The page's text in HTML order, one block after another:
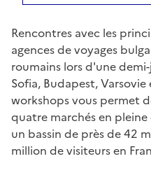
Rencontres avec les
agences de voyages
roumains lors d'une
Sofia, Budapest,
workshops vous permet
quatre marchés en
un bassin de près de 42
million de visiteurs en